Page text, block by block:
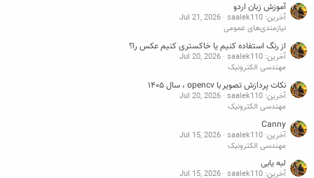
آموزش زبان اردو
آخرین: saalek110
Jul 21, 2026
نیازمندی‌های عمومی
از رنگ استفاده کنیم یا خاکستری کنیم عکس را؟
آخرین: saalek110
Jul 20, 2026
مهندسی الکترونیک
نکات پردازش تصویر با opencv ، سال ۱۴۰۵
آخرین: saalek110
Jul 20, 2026
مهندسی الکترونیک
Canny
آخرین: saalek110
Jul 15, 2026
مهندسی الکترونیک
لبه یابی
آخرین: saalek110 Jul 15, 2026